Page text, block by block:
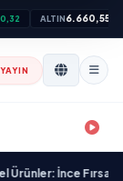
ALTIN6.660,55
İnce Fırsatlar